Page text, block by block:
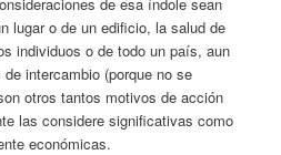
lugar o de un edificio, la salud de
individuos o de todo un país, aun
intercambio (porque no se
otros tantos motivos de acción
las considere significativas como
económicas.